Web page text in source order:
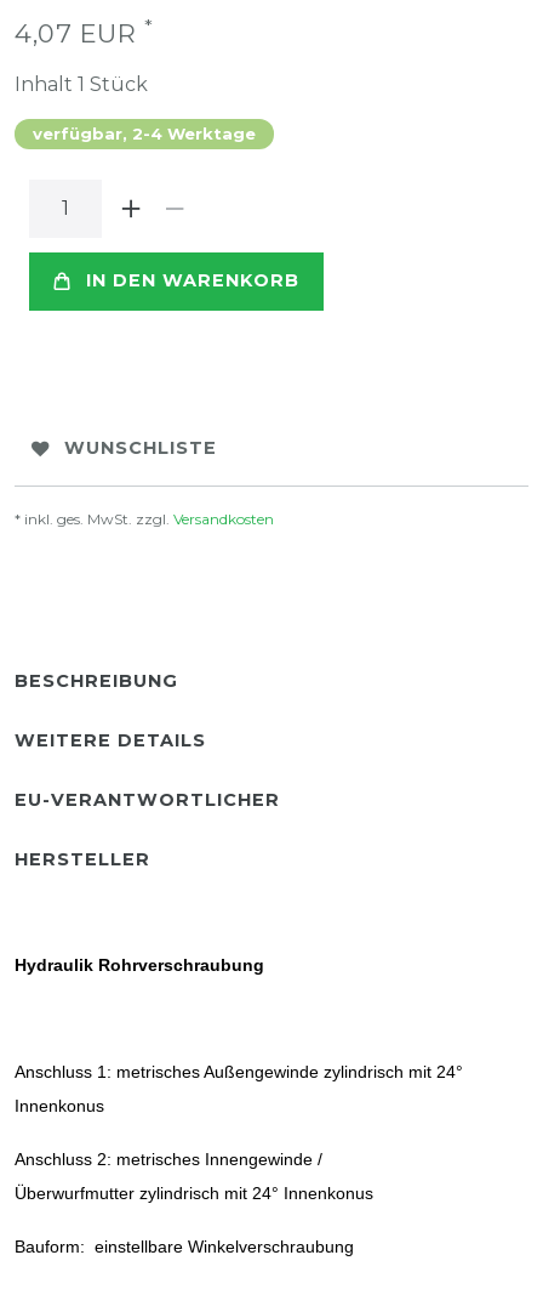
4,07 EUR *
Inhalt 1 Stück
verfügbar, 2-4 Werktage
IN DEN WARENKORB
WUNSCHLISTE
* inkl. ges. MwSt. zzgl. Versandkosten
BESCHREIBUNG
WEITERE DETAILS
EU-VERANTWORTLICHER
HERSTELLER
Hydraulik Rohrverschraubung
Anschluss 1: metrisches Außengewinde zylindrisch mit 24°
Innenkonus
Anschluss 2: metrisches Innengewinde /
Überwurfmutter zylindrisch mit 24° Innenkonus
Bauform: einstellbare Winkelverschraubung